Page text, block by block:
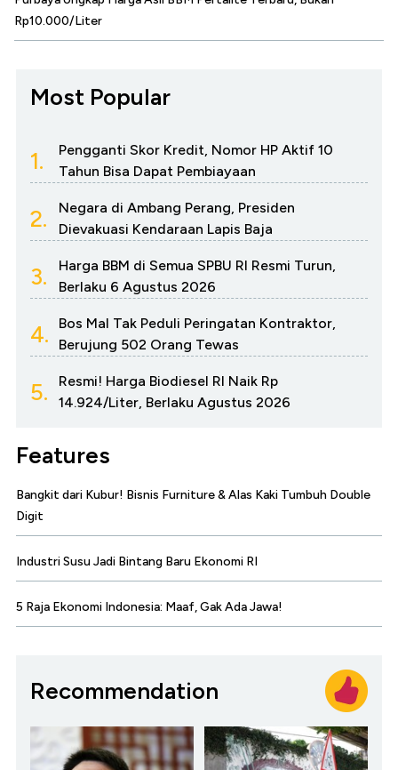
Rp10.000/Liter
Most Popular
1.
Pengganti Skor Kredit, Nomor HP Aktif 10
Tahun Bisa Dapat Pembiayaan
2.
Negara di Ambang Perang, Presiden
Dievakuasi Kendaraan Lapis Baja
3.
Harga BBM di Semua SPBU RI Resmi Turun,
Berlaku 6 Agustus 2026
4.
Bos Mal Tak Peduli Peringatan Kontraktor,
Berujung 502 Orang Tewas
5.
Resmi! Harga Biodiesel RI Naik Rp
14.924/Liter, Berlaku Agustus 2026
Features
Bangkit dari Kubur! Bisnis Furniture & Alas Kaki Tumbuh Double
Digit
Industri Susu Jadi Bintang Baru Ekonomi RI
5 Raja Ekonomi Indonesia: Maaf, Gak Ada Jawa!
Recommendation